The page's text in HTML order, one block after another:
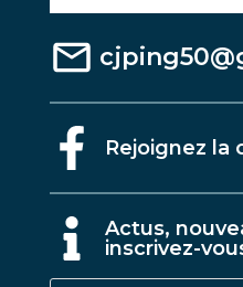
Rejoignez la
Actus,
inscrivez-